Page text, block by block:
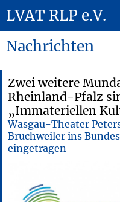
LVAT RLP e.V.
Nachrichten
Zwei weitere
Rheinland-Pfalz
„Immateriellen
Wasgau-Theater
Bruchweiler ins
eingetragen